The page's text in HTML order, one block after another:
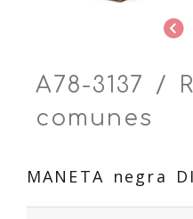
A78-3137 /
comunes
MANETA negra